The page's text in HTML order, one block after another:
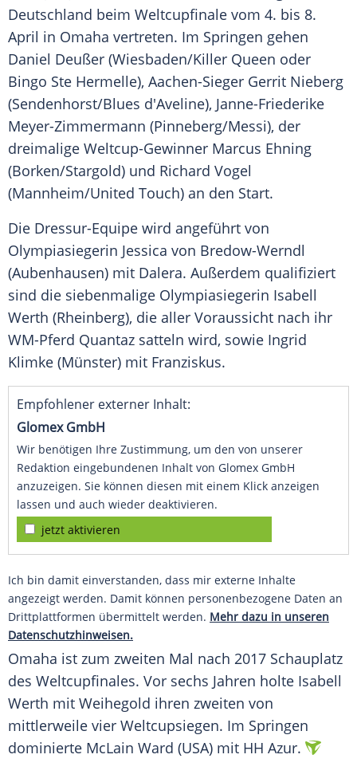
Deutschland beim Weltcupfinale vom 4. bis 8.
April in Omaha vertreten. Im Springen gehen
Daniel Deußer (Wiesbaden/Killer Queen oder
Bingo Ste Hermelle), Aachen-Sieger Gerrit Nieberg
(Sendenhorst/Blues d'Aveline), Janne-Friederike
Meyer-Zimmermann (Pinneberg/Messi), der
dreimalige Weltcup-Gewinner Marcus Ehning
(Borken/Stargold) und Richard Vogel
(Mannheim/United Touch) an den Start.
Die Dressur-Equipe wird angeführt von
Olympiasiegerin Jessica von Bredow-Werndl
(Aubenhausen) mit Dalera. Außerdem qualifiziert
sind die siebenmalige Olympiasiegerin Isabell
Werth (Rheinberg), die aller Voraussicht nach ihr
WM-Pferd Quantaz satteln wird, sowie Ingrid
Klimke (Münster) mit Franziskus.
Empfohlener externer Inhalt:
Glomex GmbH
Wir benötigen Ihre Zustimmung, um den von unserer
Redaktion eingebundenen Inhalt von Glomex GmbH
anzuzeigen. Sie können diesen mit einem Klick anzeigen
lassen und auch wieder deaktivieren.
jetzt aktivieren
Ich bin damit einverstanden, dass mir externe Inhalte
angezeigt werden. Damit können personenbezogene Daten an
Drittplattformen übermittelt werden. Mehr dazu in unseren
Datenschutzhinweisen.
Omaha ist zum zweiten Mal nach 2017 Schauplatz
des Weltcupfinales. Vor sechs Jahren holte Isabell
Werth mit Weihegold ihren zweiten von
mittlerweile vier Weltcupsiegen. Im Springen
dominierte McLain Ward (USA) mit HH Azur.